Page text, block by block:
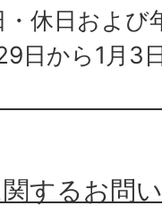
・休日および
29日から1月3
するお問